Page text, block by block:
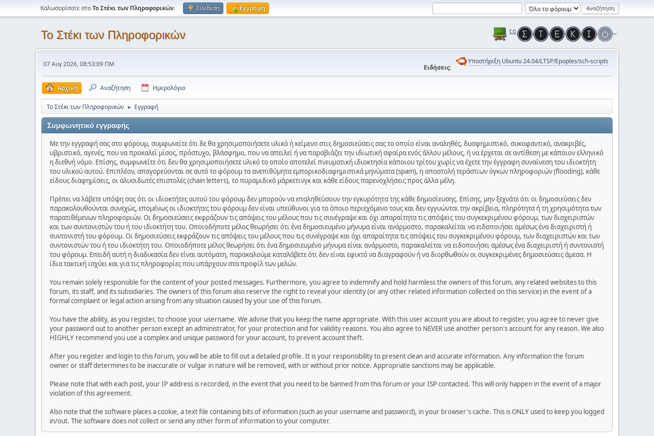
Καλωσορίσατε στοΤο Στέκι των Πληροφορικών. Σύνδεση Εγγραφή
Το Στέκι των Πληροφορικών
07 Αυγ 2026, 08:53:09 ΠΜ Ειδήσεις:
Υποστήριξη Ubuntu 24.04/LTSP/Epoptes/sch-scripts
Αρχική Αναζήτηση Ημερολόγιο
Το Στέκι των Πληροφορικών ► Εγγραφή
Συμφωνητικό εγγραφής
Με την εγγραφή σας στο φόρουμ, συμφωνείτε ότι δε θα χρησιμοποιήσετε υλικό ή κείμενο στις δημοσιεύσεις σας το οποίο είναι αναληθές, δυσφημιστικό, συκοφαντικό, ανακριβές,
υβριστικό, αγενές, που να προκαλεί μίσος, πρόστυχο, βλάσφημο, που να απειλεί ή να παραβιάζει την ιδιωτική σφαίρα ενός άλλου μέλους, ή να έρχεται σε αντίθεση με κάποιον ελληνικό
η διεθνή νόμο. Επίσης, συμφωνείτε ότι δεν θα χρησιμοποιήσετε υλικό το οποίο αποτελεί πνευματική ιδιοκτησία κάποιου τρίτου χωρίς να έχετε την έγγραφη συναίνεση του ιδιοκτήτη
του υλικού αυτού. Επιπλέον, απαγορεύονται σε αυτό το φόρουμ τα ανεπιθύμητα εμπορικοδιαφημιστικά μηνύματα (spam), η αποστολή τεράστιων όγκων πληροφοριών (flooding), κάθε
είδους διαφημίσεις, οι αλυσιδωτές επιστολές (chain letters), το πυραμιδικό μάρκετινγκ και κάθε είδους παρενοχλήσεις προς άλλα μέλη.
Πρέπει να λάβετε υπόψη σας ότι οι ιδιοκτήτες αυτού του φόρουμ δεν μπορούν να επαληθεύσουν την εγκυρότητα της κάθε δημοσίευσης. Επίσης, μην ξεχνάτε ότι οι δημοσιεύσεις δεν
παρακολουθούνται συνεχώς, επομένως οι ιδιοκτήτες του φόρουμ δεν είναι υπεύθυνοι για το όποιο περιεχόμενο τους και δεν εγγυώνται την ακρίβεια, πληρότητα ή τη χρησιμότητα των
παρατιθέμενων πληροφοριών. Οι δημοσιεύσεις εκφράζουν τις απόψεις του μέλους που τις συνέγραψε και όχι απαραίτητα τις απόψεις του συγκεκριμένου φόρουμ, των διαχειριστών
και των συντονιστών του ή του ιδιοκτήτη του. Οποιοδήποτε μέλος θεωρήσει ότι ένα δημοσιευμένο μήνυμα είναι ανάρμοστο, παρακαλείται να ειδοποιήσει αμέσως ένα διαχειριστή ή
συντονιστή του φόρουμ. Οι δημοσιεύσεις εκφράζουν τις απόψεις του μέλους που τις συνέγραψε και όχι απαραίτητα τις απόψεις του συγκεκριμένου φόρουμ, των διαχειριστών και των
συντονιστών του ή του ιδιοκτήτη του. Οποιοδήποτε μέλος θεωρήσει ότι ένα δημοσιευμένο μήνυμα είναι ανάρμοστο, παρακαλείται να ειδοποιήσει αμέσως ένα διαχειριστή ή συντονιστή
του φόρουμ. Επειδή αυτή η διαδικασία δεν είναι αυτόματη, παρακαλούμε καταλάβετε ότι δεν είναι εφικτό να διαγραφούν ή να διορθωθούν οι συγκεκριμένες δημοσιεύσεις άμεσα. Η
ίδια τακτική ισχύει και για τις πληροφορίες που υπάρχουν στα προφίλ των μελών.
You remain solely responsible for the content of your posted messages. Furthermore, you agree to indemnify and hold harmless the owners of this forum, any related websites to this
forum, its staff, and its subsidiaries. The owners of this forum also reserve the right to reveal your identity (or any other related information collected on this service) in the event of a
formal complaint or legal action arising from any situation caused by your use of this forum.
You have the ability, as you register, to choose your username. We advise that you keep the name appropriate. With this user account you are about to register, you agree to never give
your password out to another person except an administrator, for your protection and for validity reasons. You also agree to NEVER use another person's account for any reason. We also
HIGHLY recommend you use a complex and unique password for your account, to prevent account theft.
After you register and login to this forum, you will be able to fill out a detailed profile. It is your responsibility to present clean and accurate information. Any information the forum
owner or staff determines to be inaccurate or vulgar in nature will be removed, with or without prior notice. Appropriate sanctions may be applicable.
Please note that with each post, your IP address is recorded, in the event that you need to be banned from this forum or your ISP contacted. This will only happen in the event of a major
violation of this agreement.
Also note that the software places a cookie, a text file containing bits of information (such as your username and password), in your browser's cache. This is ONLY used to keep you logged
in/out. The software does not collect or send any other form of information to your computer.